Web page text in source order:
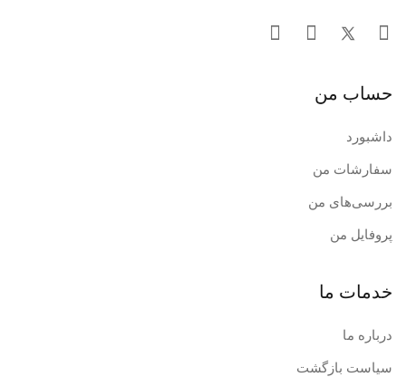
حساب من
داشبورد
سفارشات من
بررسی‌های من
پروفایل من
خدمات ما
درباره ما
سیاست بازگشت